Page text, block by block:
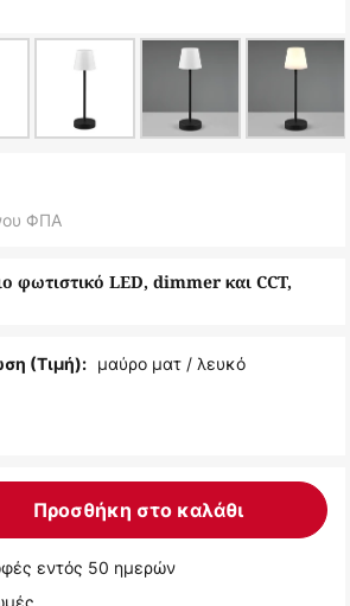
φωτιστικό LED, dimmer και CCT,
ΦΠΑ
(Τιμή): μαύρο ματ / λευκό
Προσθήκη στο καλάθι
εντός 50 ημερών